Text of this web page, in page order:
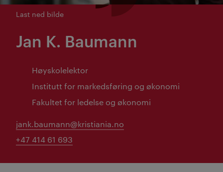
Last ned bilde
Jan K. Baumann
Høyskolelektor
Institutt for markedsføring og økonomi
Fakultet for ledelse og økonomi
jank.baumann@kristiania.no
+47 414 61 693